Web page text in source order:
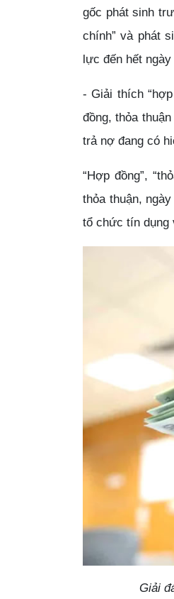
gốc phát sinh
chính” và phát
lực đến hết ngày
- Giải thích
đồng, thỏa
trả nợ đang có
“Hợp đồng”,
thỏa thuận,
tổ chức tín dụng
Giải